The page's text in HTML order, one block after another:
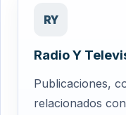
RY
Radio Y
Publicaciones,
relacionados